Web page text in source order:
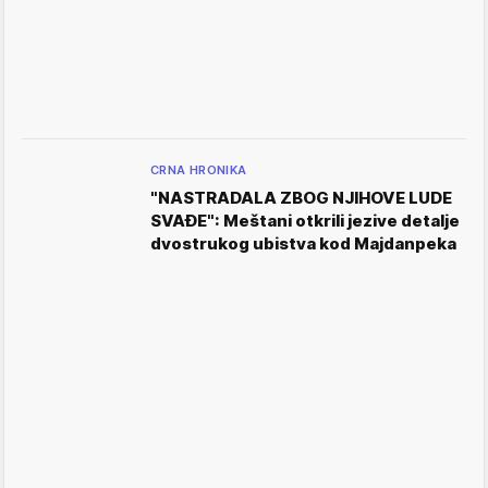
CRNA HRONIKA
"NASTRADALA ZBOG NJIHOVE LUDE
SVAĐE": Meštani otkrili jezive detalje
dvostrukog ubistva kod Majdanpeka